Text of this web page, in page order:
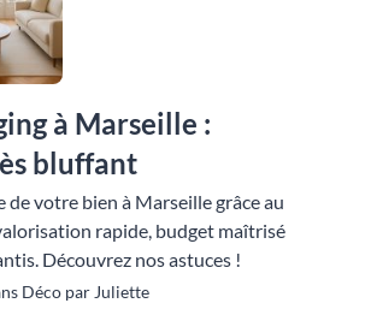
à Marseille :
bluffant
de votre bien à Marseille grâce au
rapide, budget maîtrisé
Découvrez nos astuces !
Déco par Juliette